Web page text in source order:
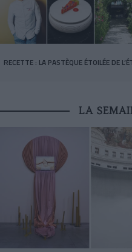
RECETTE : LA PASTÈQUE ÉTOILÉE DE
LA